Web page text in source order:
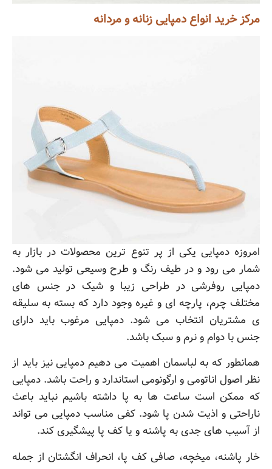
مرکز خرید انواع دمپایی زنانه و مردانه
امروزه دمپایی یکی از پر تنوع ترین محصولات در بازار به
شمار می رود و در طیف رنگ و طرح وسیعی تولید می شود.
دمپایی روفرشی در طراحی زیبا و شیک در جنس های
مختلف چرم، پارچه ای و غیره وجود دارد که بسته به سلیقه
ی مشتریان انتخاب می شود. دمپایی مرغوب باید دارای
جنس با دوام و نرم و سبک باشد.
همانطور که به لباسمان اهمیت می دهیم دمپایی نیز باید از
نظر اصول اناتومی و ارگونومی استاندارد و راحت باشد. دمپایی
که ممکن است ساعت ها به پا داشته باشیم نباید باعث
ناراحتی و اذیت شدن پا شود. کفی مناسب دمپایی می تواند
از آسیب های جدی به پاشنه و یا کف پا پیشگیری کند.
خار پاشنه، میخچه، صافی کف پا، انحراف انگشتان از جمله